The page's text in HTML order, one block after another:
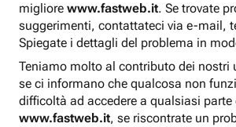
migliore www.fastweb.it. Se trovate
suggerimenti, contattateci via e-mail,
Spiegate i dettagli del problema in
Teniamo molto al contributo dei nostri
se ci informano che qualcosa non
difficoltà ad accedere a qualsiasi parte
www.fastweb.it, se riscontrate un